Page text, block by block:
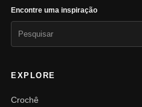
Encontre uma inspiração
EXPLORE
Crochê